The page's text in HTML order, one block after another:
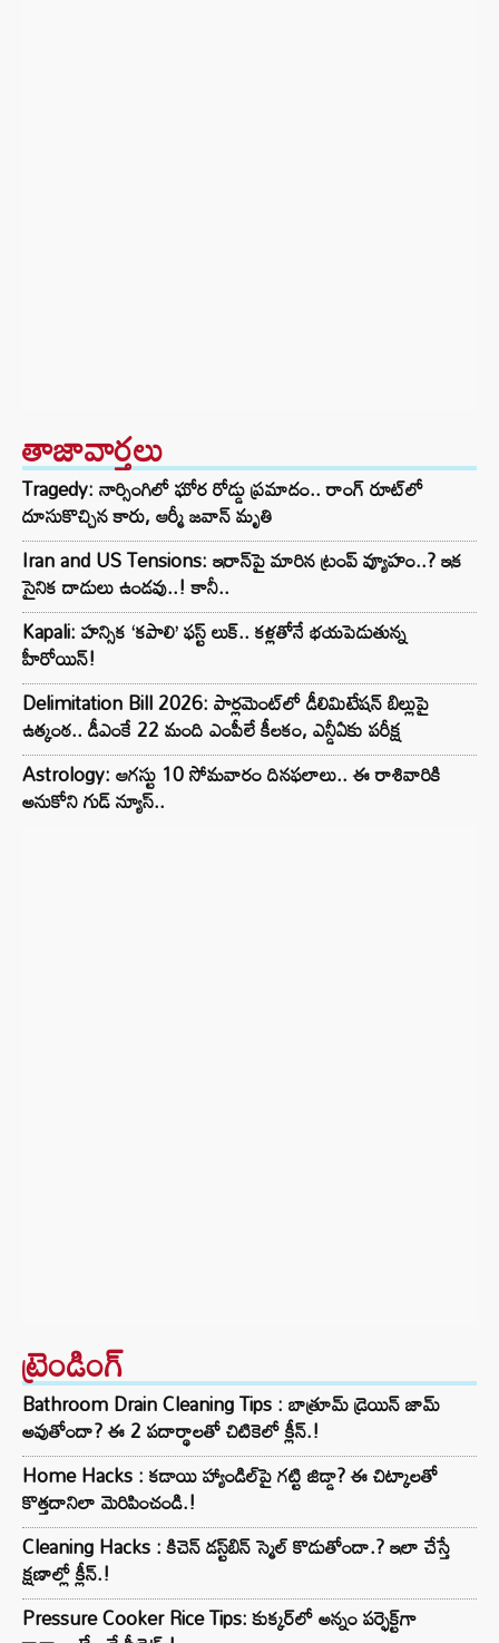
తాజావార్తలు
Tragedy: నార్సింగిలో ఘోర రోడ్డు ప్రమాదం.. రాంగ్ రూట్‌లో
దూసుకొచ్చిన కారు, ఆర్మీ జవాన్ మృతి
Iran and US Tensions: ఇరాన్‌పై మారిన ట్రంప్ వ్యూహం..? ఇక
సైనిక దాడులు ఉండవు..! కానీ..
Kapali: హన్సిక ‘కపాలి’ ఫస్ట్ లుక్.. కళ్లతోనే భయపెడుతున్న
హీరోయిన్!
Delimitation Bill 2026: పార్లమెంట్‌లో డీలిమిటేషన్ బిల్లుపై
ఉత్కంఠ.. డీఎంకే 22 మంది ఎంపీలే కీలకం, ఎన్డీఏకు పరీక్ష
Astrology: ఆగస్టు 10 సోమవారం దినఫలాలు.. ఈ రాశివారికి
అనుకోని గుడ్ న్యూస్..
ట్రెండింగ్‌
Bathroom Drain Cleaning Tips : బాత్రూమ్ డ్రెయిన్ జామ్
అవుతోందా? ఈ 2 పదార్థాలతో చిటికెలో క్లీన్.!
Home Hacks : కడాయి హ్యాండిల్‌పై గట్టి జిడ్డా? ఈ చిట్కాలతో
కొత్తదానిలా మెరిపించండి.!
Cleaning Hacks : కిచెన్ డస్ట్‌బిన్ స్మెల్ కొడుతోందా.? ఇలా చేస్తే
క్షణాల్లో క్లీన్.!
Pressure Cooker Rice Tips: కుక్కర్‌లో అన్నం పర్ఫెక్ట్‌గా